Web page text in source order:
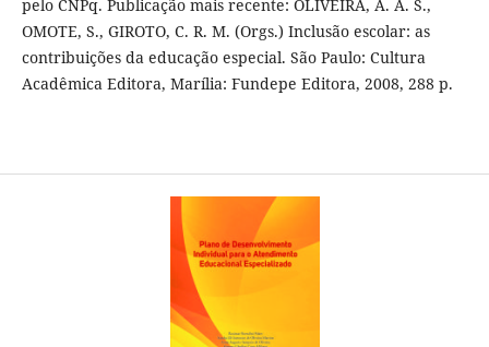
pelo CNPq. Publicação mais recente: OLIVEIRA, A. A. S.,
OMOTE, S., GIROTO, C. R. M. (Orgs.) Inclusão escolar: as
contribuições da educação especial. São Paulo: Cultura
Acadêmica Editora, Marília: Fundepe Editora, 2008, 288 p.